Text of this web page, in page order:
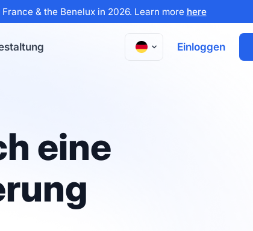
& the Benelux in 2026. Learn more here
Einloggen
eine